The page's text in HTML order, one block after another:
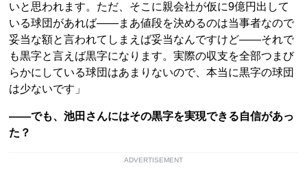
いと思われます。ただ、そこに親会社が仮に9億円出して
いる球団があれば――まあ値段を決めるのは当事者なので
妥当な額と言われてしまえば妥当なんですけど――それで
も黒字と言えば黒字になります。実際の収支を全部つまび
らかにしている球団はあまりないので、本当に黒字の球団
は少ないです」
――でも、池田さんにはその黒字を実現できる自信があっ
た？
ADVERTISEMENT